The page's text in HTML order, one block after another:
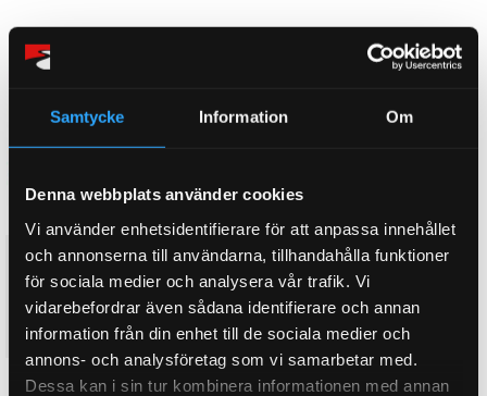
Samtycke Information Om
Denna webbplats använder cookies
Vi använder enhetsidentifierare för att anpassa innehållet
och annonserna till användarna, tillhandahålla funktioner
för sociala medier och analysera vår trafik. Vi
vidarebefordrar även sådana identifierare och annan
information från din enhet till de sociala medier och
annons- och analysföretag som vi samarbetar med.
Dessa kan i sin tur kombinera informationen med annan
K&N luftfilter till Opel Astra H
1.7 (2007-2009)
Dieselmotor, 292mm x 221mm
3 054 KR
KÖP
K&N luftfilter till Opel Astra H
1.9 (2004-2009)
Dieselmotor, Samtliga
1 960 KR
KÖP